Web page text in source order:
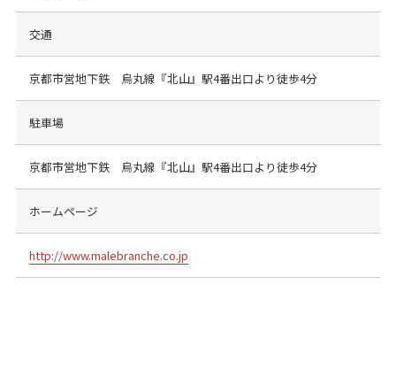
交通
京都市営地下鉄 烏丸線『北山』駅4番出口より徒歩4分
駐車場
京都市営地下鉄 烏丸線『北山』駅4番出口より徒歩4分
ホームページ
http://www.malebranche.co.jp